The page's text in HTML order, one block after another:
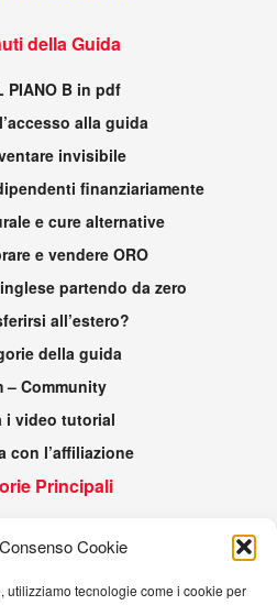
Cookie
utilizziamo tecnologie come i cookie per
della Guida
PIANO B in pdf
alla guida
invisibile
finanziariamente
e cure alternative
e vendere ORO
partendo da zero
all’estero?
della guida
– Community
i video tutorial
con l’affiliazione
Principali
Pratica